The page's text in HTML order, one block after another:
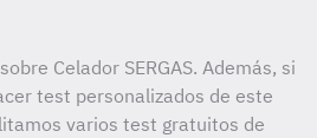
Celador SERGAS. Además, si
test personalizados de este
varios test gratuitos de